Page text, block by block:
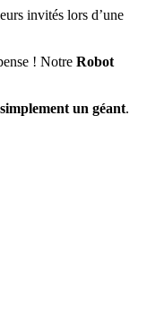
invités lors d’une
! Notre Robot
un géant.